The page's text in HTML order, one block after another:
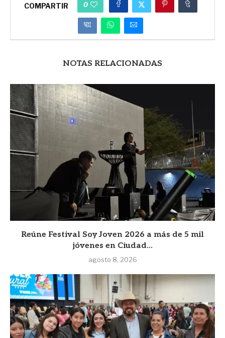
COMPARTIR 0
NOTAS RELACIONADAS
Reúne Festival Soy Joven 2026 a más de 5 mil
jóvenes en Ciudad...
agosto 8, 2026